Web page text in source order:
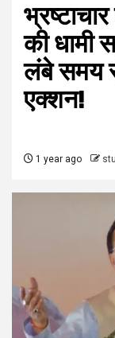
की धामी
लंबे समय से
एक्‍शन!
1 year ago